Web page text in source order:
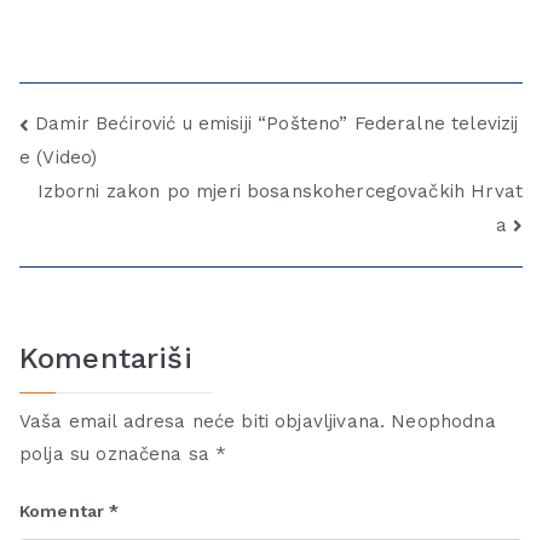
Damir Bećirović u emisiji “Pošteno” Federalne televizij
e (Video)
Izborni zakon po mjeri bosanskohercegovačkih Hrvat
a
Komentariši
Vaša email adresa neće biti objavljivana. Neophodna
polja su označena sa *
Komentar*